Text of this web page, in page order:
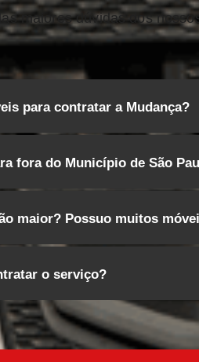
maiores dúvidas dos
para contratar a Mudança?
fora do Município de São
maior? Possuo muitos
o serviço?